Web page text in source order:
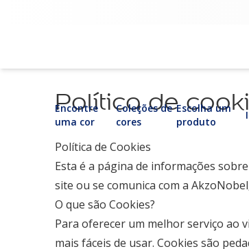
Encontre
uma cor
Coleções de
cores
Escolha um
produto
Política de
Política de Cookies
Esta é a página de informações
site ou se comunica com a
O que são Cookies?
Para oferecer um melhor serviço ao
mais fáceis de usar. Cookies são